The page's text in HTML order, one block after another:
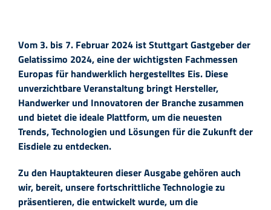
Vom 3. bis 7. Februar 2024 ist Stuttgart Gastgeber der
Gelatissimo 2024, eine der wichtigsten Fachmessen
Europas für handwerklich hergestelltes Eis. Diese
unverzichtbare Veranstaltung bringt Hersteller,
Handwerker und Innovatoren der Branche zusammen
und bietet die ideale Plattform, um die neuesten
Trends, Technologien und Lösungen für die Zukunft der
Eisdiele zu entdecken.
Zu den Hauptakteuren dieser Ausgabe gehören auch
wir, bereit, unsere fortschrittliche Technologie zu
präsentieren, die entwickelt wurde, um die